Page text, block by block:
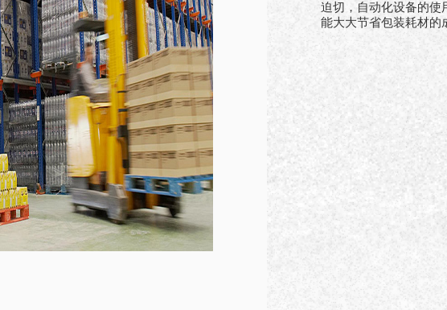
迫切，自动化设备的使
能大大节省包装耗材的